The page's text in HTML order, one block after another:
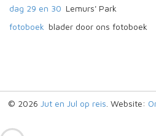
dag 29 en 30 Lemurs' Park
fotoboek blader door ons fotoboek
© 2026 Jut en Jul op reis . Website: